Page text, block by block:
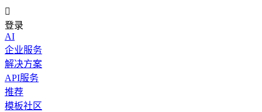

登录
AI
企业服务
解决方案
API服务
推荐
模板社区